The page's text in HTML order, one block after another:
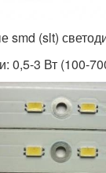
(slt)
0,5-3 Вт (100-